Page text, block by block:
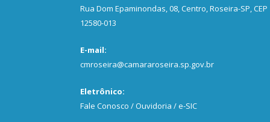
Rua Dom Epaminondas, 08, Centro, Roseira-SP, CEP
12580-013
E-mail:
cmroseira@camararoseira.sp.gov.br
Eletrônico:
Fale Conosco / Ouvidoria / e-SIC